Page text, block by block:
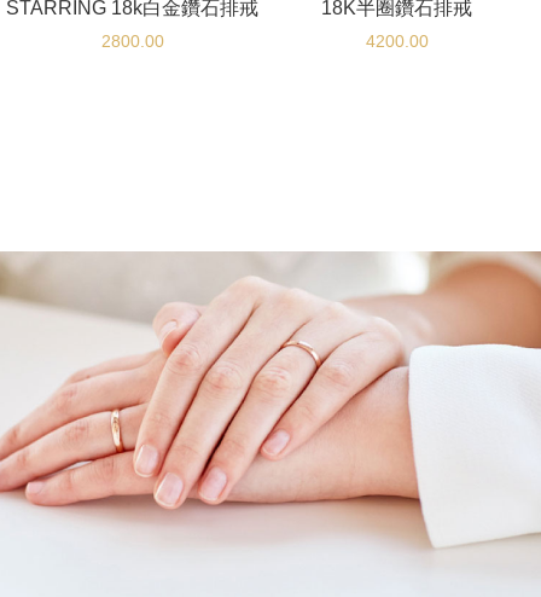
STARRING 18k白金鑽石排戒
2800.00
18K半圈鑽石排戒
4200.00